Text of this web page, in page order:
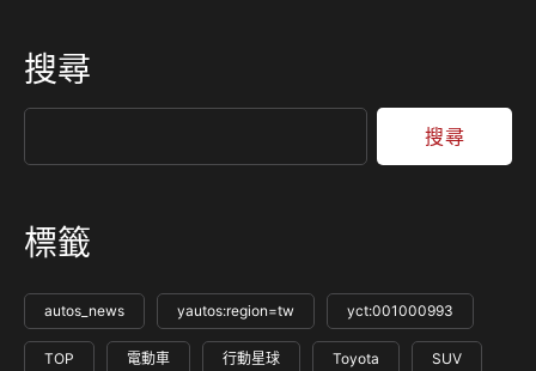
強馬力、高質感舒適大空間、數位座艙以及Level 2安全科技
滿配等賣點，全面滿足多乘載、多用途的用車需求，成為家
搜尋
搜尋
標籤
autos_news yautos:region=tw yct:001000993
TOP 電動車 行動星球 Toyota SUV